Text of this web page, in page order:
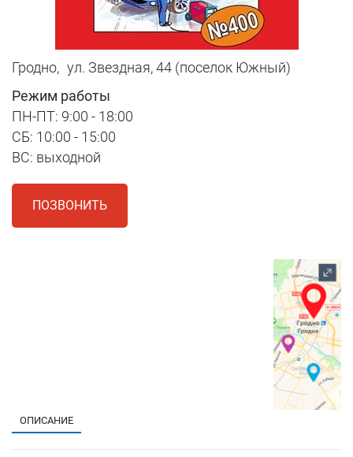
Гродно, ул. Звездная, 44 (поселок Южный)
Режим работы
ПН-ПТ: 9:00 - 18:00
СБ: 10:00 - 15:00
ВС: выходной
ПОЗВОНИТЬ
ОПИСАНИЕ